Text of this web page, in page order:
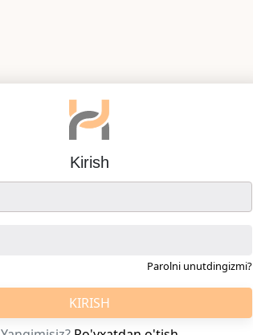
Kirish
Parolni unutdingizmi?
KIRISH